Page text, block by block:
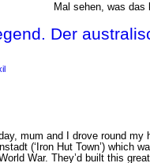
Mal sehen, was das
Der
mum and I drove round my
(‘Iron Hut Town’) which
War. They’d built this